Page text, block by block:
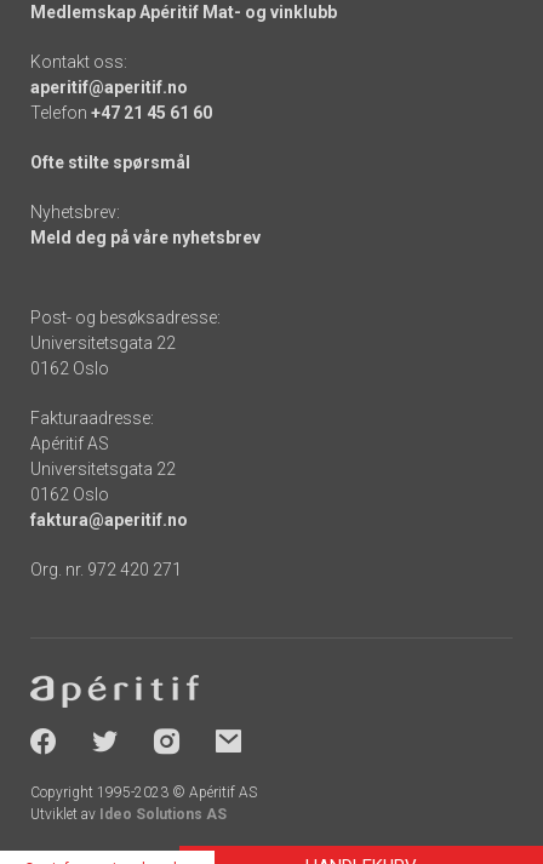
Medlemskap Apéritif Mat- og vinklubb
Kontakt oss:
aperitif@aperitif.no
Telefon +47 21 45 61 60
Ofte stilte spørsmål
Nyhetsbrev:
Meld deg på våre nyhetsbrev
Post- og besøksadresse:
Universitetsgata 22
0162 Oslo
Fakturaadresse:
Apéritif AS
Universitetsgata 22
0162 Oslo
faktura@aperitif.no
Org. nr. 972 420 271
-
socials
Copyright 1995-2023 © Apéritif AS
Utviklet av Ideo Solutions AS